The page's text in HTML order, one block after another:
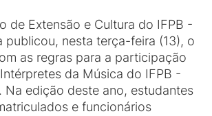
de Extensão e Cultura do IFPB -
publicou, nesta terça-feira (13), o
as regras para a participação
da Música do IFPB -
Na edição deste ano, estudantes
e funcionários